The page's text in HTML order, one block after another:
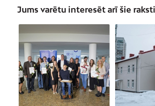
Jums varētu interesēt arī šie raksti